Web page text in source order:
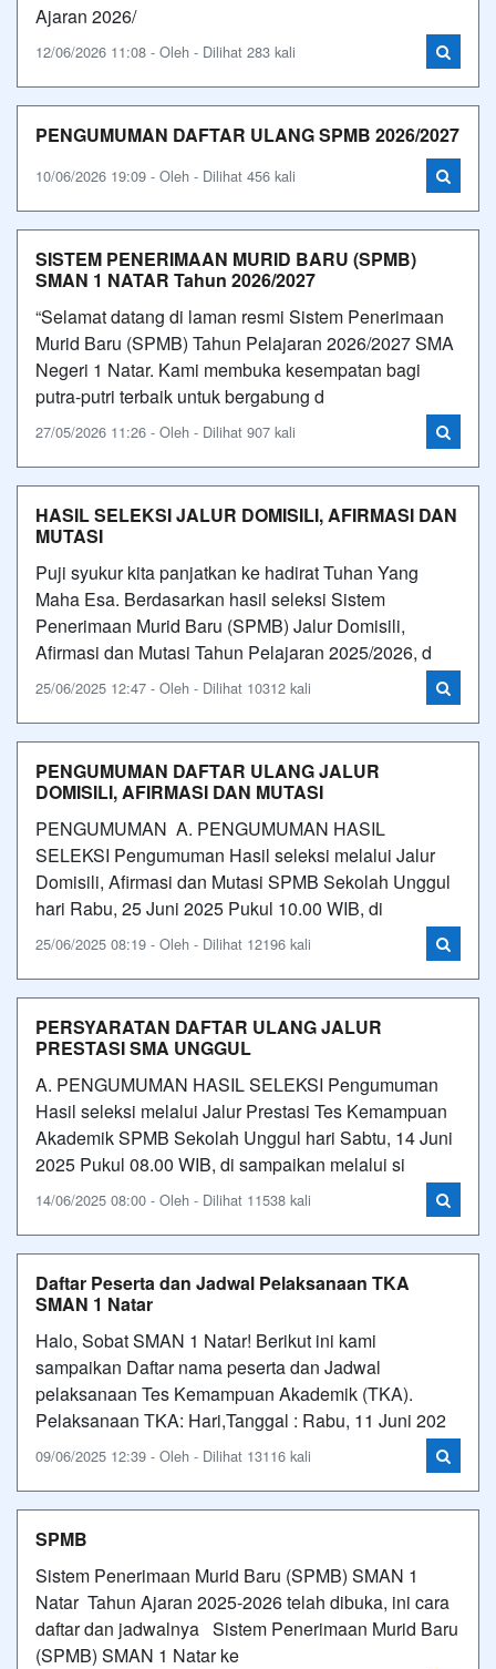
Ajaran 2026/
12/06/2026 11:08 - Oleh - Dilihat 283 kali
PENGUMUMAN DAFTAR ULANG SPMB 2026/2027
10/06/2026 19:09 - Oleh - Dilihat 456 kali
SISTEM PENERIMAAN MURID BARU (SPMB)
SMAN 1 NATAR Tahun 2026/2027
“Selamat datang di laman resmi Sistem Penerimaan
Murid Baru (SPMB) Tahun Pelajaran 2026/2027 SMA
Negeri 1 Natar. Kami membuka kesempatan bagi
putra-putri terbaik untuk bergabung d
27/05/2026 11:26 - Oleh - Dilihat 907 kali
HASIL SELEKSI JALUR DOMISILI, AFIRMASI DAN
MUTASI
Puji syukur kita panjatkan ke hadirat Tuhan Yang
Maha Esa. Berdasarkan hasil seleksi Sistem
Penerimaan Murid Baru (SPMB) Jalur Domisili,
Afirmasi dan Mutasi Tahun Pelajaran 2025/2026, d
25/06/2025 12:47 - Oleh - Dilihat 10312 kali
PENGUMUMAN DAFTAR ULANG JALUR
DOMISILI, AFIRMASI DAN MUTASI
PENGUMUMAN A. PENGUMUMAN HASIL
SELEKSI Pengumuman Hasil seleksi melalui Jalur
Domisili, Afirmasi dan Mutasi SPMB Sekolah Unggul
hari Rabu, 25 Juni 2025 Pukul 10.00 WIB, di
25/06/2025 08:19 - Oleh - Dilihat 12196 kali
PERSYARATAN DAFTAR ULANG JALUR
PRESTASI SMA UNGGUL
A. PENGUMUMAN HASIL SELEKSI Pengumuman
Hasil seleksi melalui Jalur Prestasi Tes Kemampuan
Akademik SPMB Sekolah Unggul hari Sabtu, 14 Juni
2025 Pukul 08.00 WIB, di sampaikan melalui si
14/06/2025 08:00 - Oleh - Dilihat 11538 kali
Daftar Peserta dan Jadwal Pelaksanaan TKA
SMAN 1 Natar
Halo, Sobat SMAN 1 Natar! Berikut ini kami
sampaikan Daftar nama peserta dan Jadwal
pelaksanaan Tes Kemampuan Akademik (TKA).
Pelaksanaan TKA: Hari,Tanggal : Rabu, 11 Juni 202
09/06/2025 12:39 - Oleh - Dilihat 13116 kali
SPMB
Sistem Penerimaan Murid Baru (SPMB) SMAN 1
Natar Tahun Ajaran 2025-2026 telah dibuka, ini cara
daftar dan jadwalnya Sistem Penerimaan Murid Baru
(SPMB) SMAN 1 Natar ke